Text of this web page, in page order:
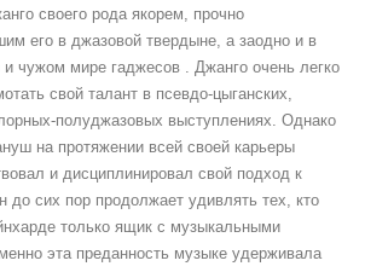
своего рода якорем, прочно
его в джазовой твердыне, а заодно и в
и чужом мире гаджесов . Джанго очень легко
свой талант в псевдо-цыганских,
полуджазовых выступлениях. Однако
на протяжении всей своей карьеры
и дисциплинировал свой подход к
до сих пор продолжает удивлять тех, кто
только ящик с музыкальными
эта преданность музыке удерживала